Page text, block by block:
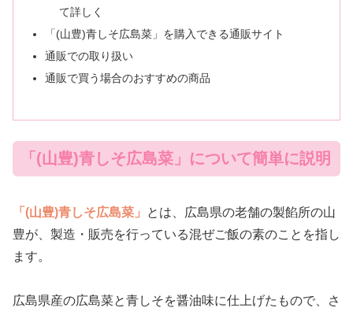
て詳しく
「(山豊)青しそ広島菜」を購入できる通販サイト
通販での取り扱い
通販で買う場合のおすすめの商品
「(山豊)青しそ広島菜」について簡単に説明
「(山豊)青しそ広島菜」
とは、広島県の老舗の製餡所の山
豊が、製造・販売を行っている混ぜご飯の素のことを指し
ます。
広島県産の広島菜と青しそを醤油味に仕上げたもので、さ